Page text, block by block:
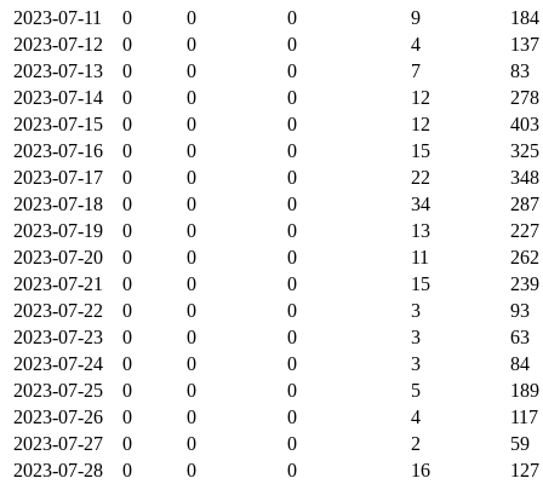
2023-07-11
0 0 0 9
184
2023-07-12
0 0 0 4
137
2023-07-13
0 0 0 7
83
2023-07-14
0 0 0 12
278
2023-07-15
0 0 0 12
403
2023-07-16
0 0 0 15
325
2023-07-17
0 0 0 22
348
2023-07-18
0 0 0 34
287
2023-07-19
0 0 0 13
227
2023-07-20
0 0 0 11
262
2023-07-21
0 0 0 15
239
2023-07-22
0 0 0 3
93
2023-07-23
0 0 0 3
63
2023-07-24
0 0 0 3
84
2023-07-25
0 0 0 5
189
2023-07-26
0 0 0 4
117
2023-07-27
0 0 0 2
59
2023-07-28
0 0 0 16
127